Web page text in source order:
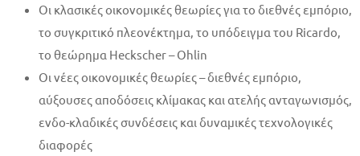
Οι κλασικές οικονομικές θεωρίες για το διεθνές εμπόριο,
το συγκριτικό πλεονέκτημα, το υπόδειγμα του Ricardo,
το θεώρημα Heckscher – Ohlin
Οι νέες οικονομικές θεωρίες – διεθνές εμπόριο,
αύξουσες αποδόσεις κλίμακας και ατελής ανταγωνισμός,
ενδο-κλαδικές συνδέσεις και δυναμικές τεχνολογικές
διαφορές